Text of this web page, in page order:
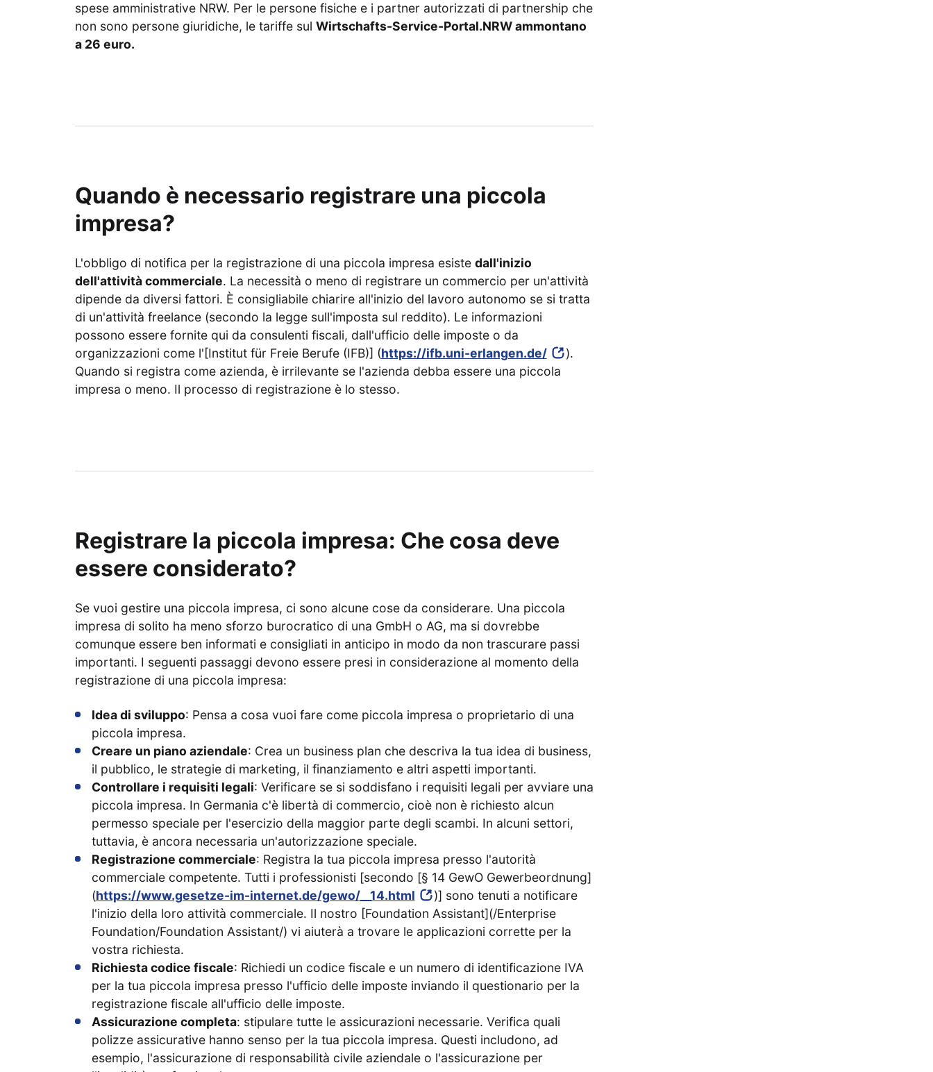
spese amministrative NRW. Per le persone fisiche e i partner autorizzati di partnership che
non sono persone giuridiche, le tariffe sul Wirtschafts-Service-Portal.NRW ammontano
a 26 euro.
Quando è necessario registrare una piccola
impresa?
L'obbligo di notifica per la registrazione di una piccola impresa esiste dall'inizio
dell'attività commerciale. La necessità o meno di registrare un commercio per un'attività
dipende da diversi fattori. È consigliabile chiarire all'inizio del lavoro autonomo se si tratta
di un'attività freelance (secondo la legge sull'imposta sul reddito). Le informazioni
possono essere fornite qui da consulenti fiscali, dall'ufficio delle imposte o da
organizzazioni come l'[Institut für Freie Berufe (IFB)] (https://ifb.uni-erlangen.de/
).
Quando si registra come azienda, è irrilevante se l'azienda debba essere una piccola
impresa o meno. Il processo di registrazione è lo stesso.
Registrare la piccola impresa: Che cosa deve
essere considerato?
Se vuoi gestire una piccola impresa, ci sono alcune cose da considerare. Una piccola
impresa di solito ha meno sforzo burocratico di una GmbH o AG, ma si dovrebbe
comunque essere ben informati e consigliati in anticipo in modo da non trascurare passi
importanti. I seguenti passaggi devono essere presi in considerazione al momento della
registrazione di una piccola impresa:
Idea di sviluppo: Pensa a cosa vuoi fare come piccola impresa o proprietario di una
piccola impresa.
Creare un piano aziendale: Crea un business plan che descriva la tua idea di business,
il pubblico, le strategie di marketing, il finanziamento e altri aspetti importanti.
Controllare i requisiti legali: Verificare se si soddisfano i requisiti legali per avviare una
piccola impresa. In Germania c'è libertà di commercio, cioè non è richiesto alcun
permesso speciale per l'esercizio della maggior parte degli scambi. In alcuni settori,
tuttavia, è ancora necessaria un'autorizzazione speciale.
Registrazione commerciale: Registra la tua piccola impresa presso l'autorità
commerciale competente. Tutti i professionisti [secondo [§ 14 GewO Gewerbeordnung]
(https://www.gesetze-im-internet.de/gewo/__14.html
)] sono tenuti a notificare
l'inizio della loro attività commerciale. Il nostro [Foundation Assistant](/Enterprise
Foundation/Foundation Assistant/) vi aiuterà a trovare le applicazioni corrette per la
vostra richiesta.
Richiesta codice fiscale: Richiedi un codice fiscale e un numero di identificazione IVA
per la tua piccola impresa presso l'ufficio delle imposte inviando il questionario per la
registrazione fiscale all'ufficio delle imposte.
Assicurazione completa: stipulare tutte le assicurazioni necessarie. Verifica quali
polizze assicurative hanno senso per la tua piccola impresa. Questi includono, ad
esempio, l'assicurazione di responsabilità civile aziendale o l'assicurazione per